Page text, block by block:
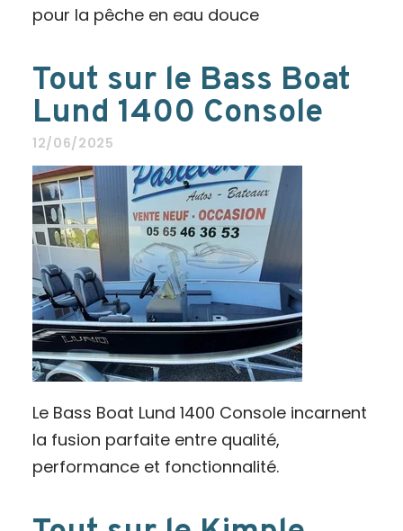
pour la pêche en eau douce
Tout sur le Bass Boat
Lund 1400 Console
12/06/2025
Le Bass Boat Lund 1400 Console incarnent
la fusion parfaite entre qualité,
performance et fonctionnalité.